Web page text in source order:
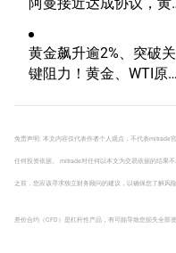
三连跌，道指续创历史新
高！
黄金飙升逾2%、突破关
键阻力！黄金、WTI原
免责声明: 本文内容仅代表作者个人观点，不代表mitrade
任何投资依据。 mitrade对任何以本文为交易依据的结果
之前，您应该寻求独立财务顾问的建议，以确保您了解风险
差价合约（CFD）是杠杆性产品，有可能导致您损失全部